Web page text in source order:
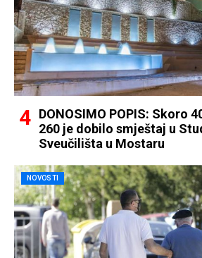
DONOSIMO POPIS: Skoro
260 je dobilo smještaj u
Sveučilišta u Mostaru
NOVOSTI